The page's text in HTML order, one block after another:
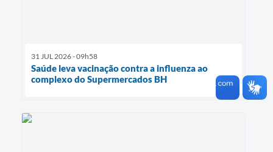
31 JUL 2026 - 09h58
Saúde leva vacinação contra a influenza ao
complexo do Supermercados BH